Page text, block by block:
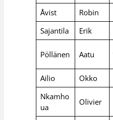
Åvist Robin
Sajantila
Erik
Pöllänen Aatu
Ailio
Okko
Nkamho
ua
Olivier